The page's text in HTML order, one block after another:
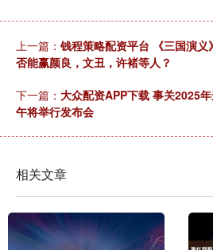
上一篇： 钱程策略配资平台 《三国演
否能赢颜良，文丑，许褚等人？
下一篇： 大众配资APP下载 事关2025
午将举行发布会
相关文章